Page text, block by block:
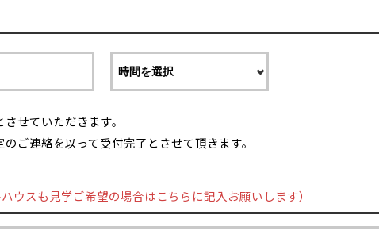
せていただきます。
ご連絡を以って受付完了とさせて頂きます。
ハウスも見学ご希望の場合はこちらに記入お願いします）